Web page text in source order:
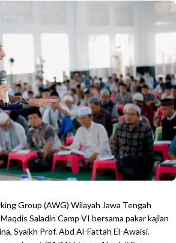
Group (AWG) Wilayah Jawa Tengah
Saladin Camp VI bersama pakar kajian
Syaikh Prof. Abd Al-Fattah El-Awaisi.